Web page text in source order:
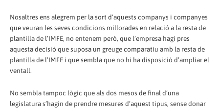
Nosaltres ens alegrem per la sort d’aquests companys i companyes
que veuran les seves condicions millorades en relació a la resta de
plantilla de l’IMFE, no entenem però, que l’empresa hagi pres
aquesta decisió que suposa un greuge comparatiu amb la resta de
plantilla de l’IMFE i que sembla que no hi ha disposició d’ampliar el
ventall.
No sembla tampoc lògic que als dos mesos de final d’una
legislatura s’hagin de prendre mesures d’aquest tipus, sense donar